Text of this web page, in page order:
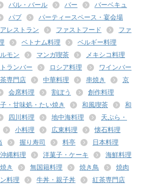
バル・バール バー
バーベキュ
パブ
パーティースペース・宴会場
レストラン ファストフード
ファ
ベトナム料理
ベルギー料理
モン マンガ喫茶
メキシコ料理
ランバー ロシア料理
ワインバー
専門店 中華料理 串焼き
京
会席料理 割ぽう
創作料理
・甘味処・たい焼き 和風喫茶
和
四川料理 地中海料理
天ぷら・
小料理 広東料理
懐石料理
握り寿司 料亭
日本料理
沖縄料理 洋菓子・ケーキ
海鮮料理
き 無国籍料理 焼き鳥
焼肉
料理 牛丼・親子丼
紅茶専門店